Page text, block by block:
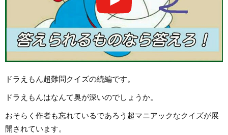
ドラえもん超難問クイズの続編です。
ドラえもんはなんて奥が深いのでしょうか。
おそらく作者も忘れているであろう超マニアックなクイズが展
開されています。